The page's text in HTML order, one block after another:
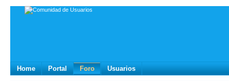
Home Portal Foro Usuarios